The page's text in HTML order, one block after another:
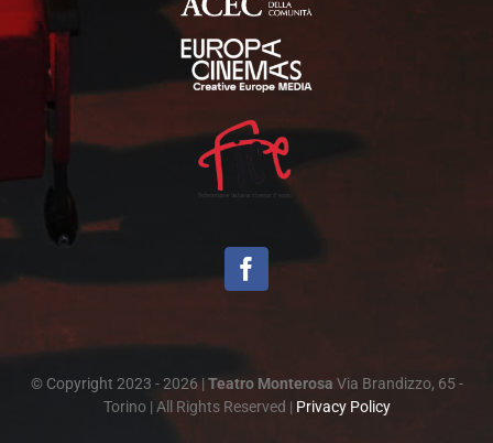
© Copyright 2023 - 2026 |Teatro Monterosa Via Brandizzo, 65 -
Torino | All Rights Reserved | Privacy Policy